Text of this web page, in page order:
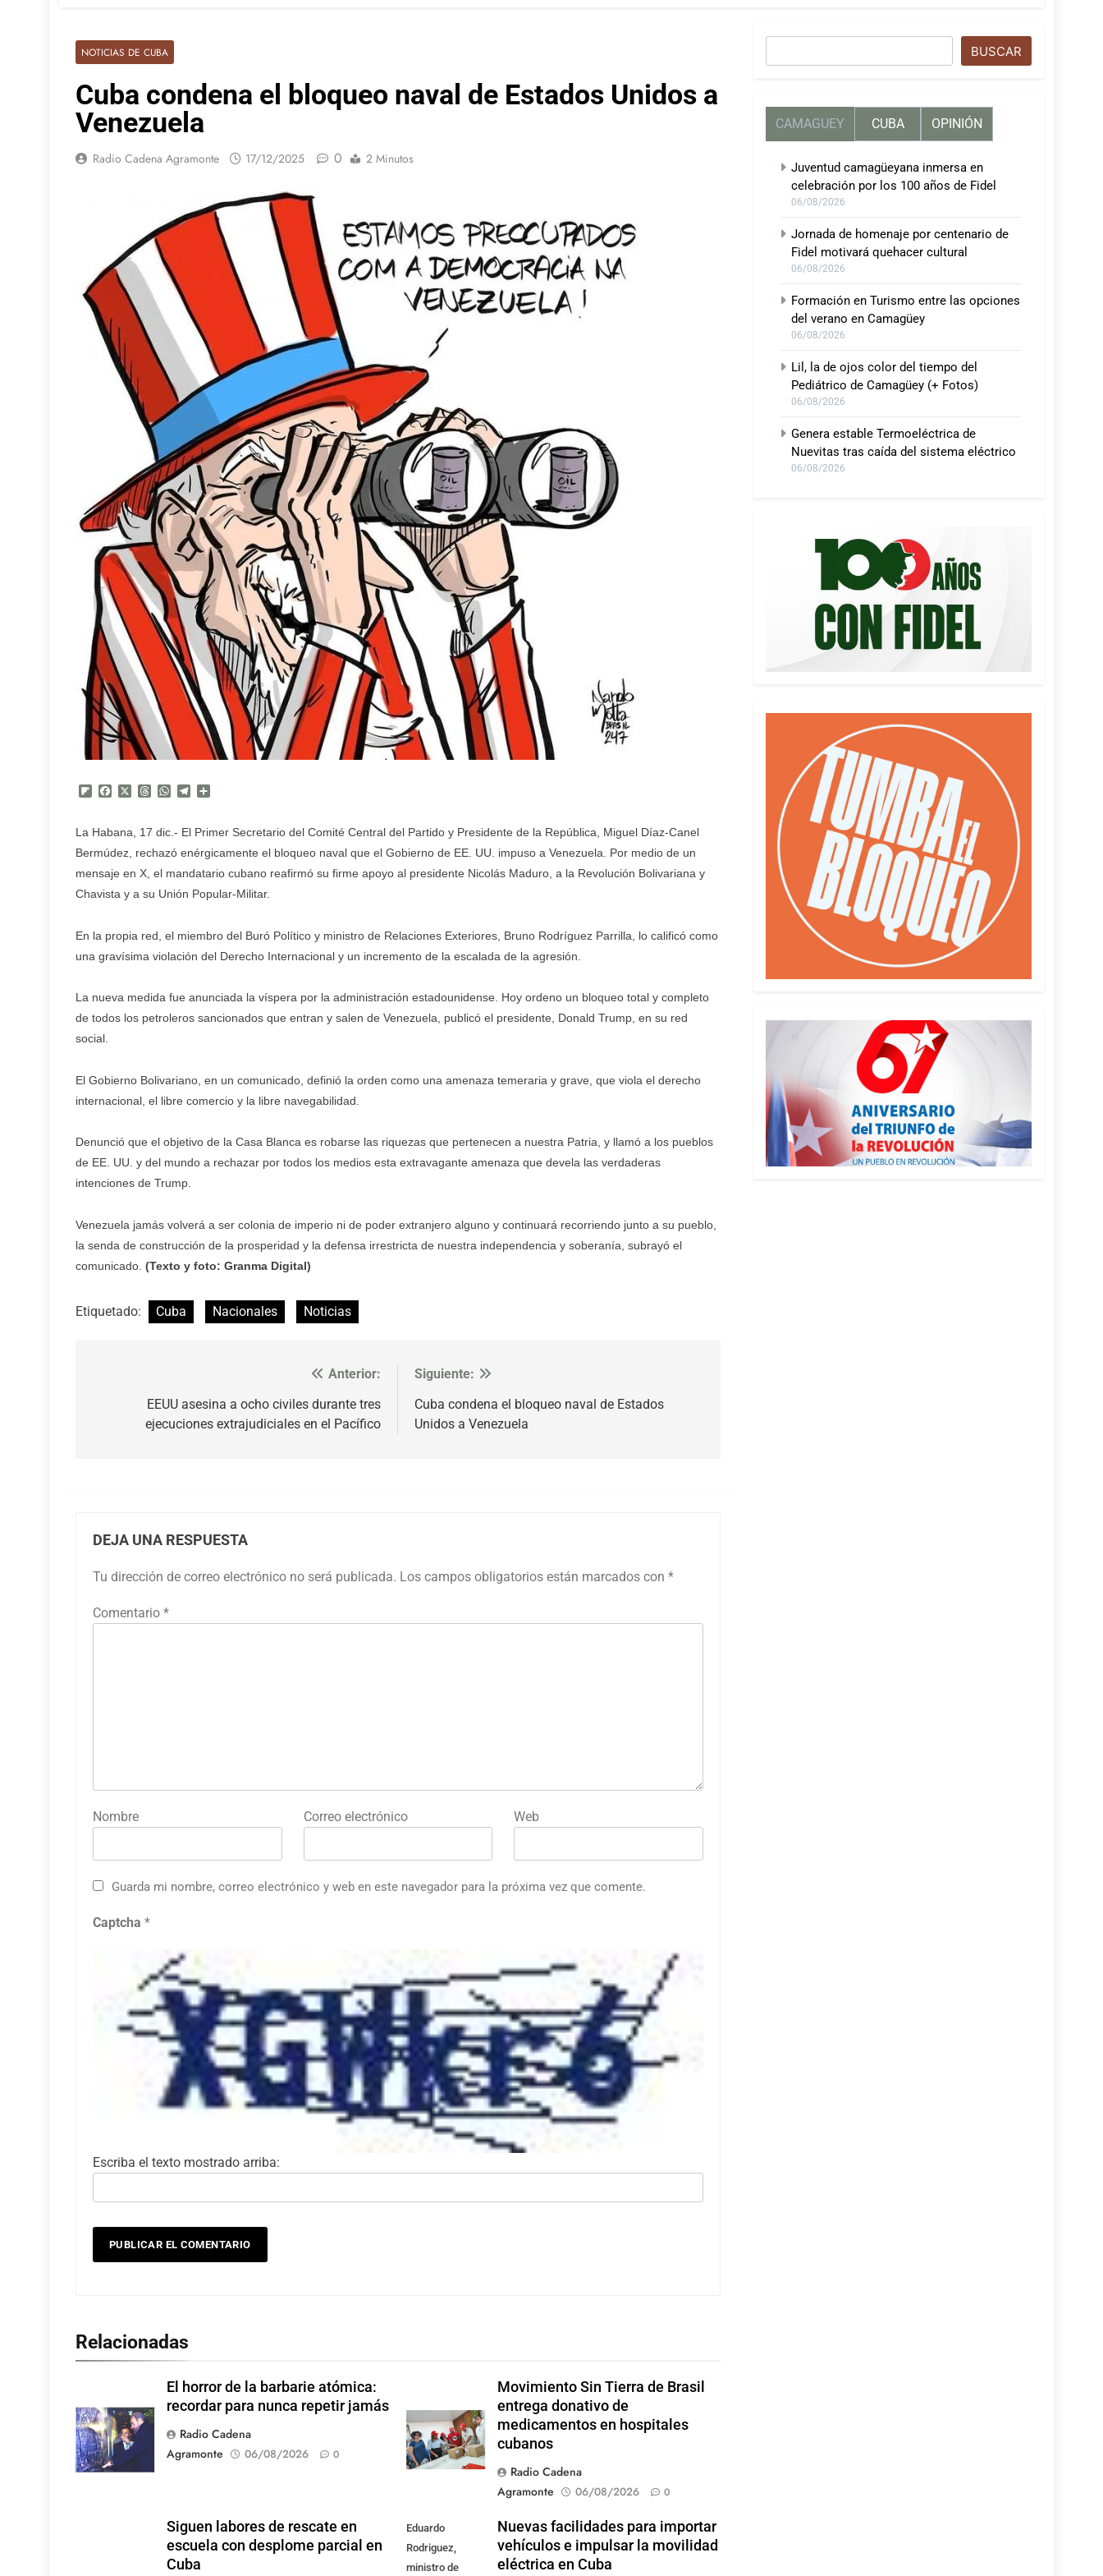
NOTICIAS DE CUBA
Cuba condena el bloqueo naval de Estados Unidos a
Venezuela
Radio Cadena Agramonte 17/12/2025 0 2 Minutos
Flipboard
FacebookThreadsWhatsApp
Telegram
La Habana, 17 dic.- El Primer Secretario del Comité Central del Partido y Presidente de la República, Miguel Díaz-Canel
Bermúdez, rechazó enérgicamente el bloqueo naval que el Gobierno de EE. UU. impuso a Venezuela. Por medio de un
mensaje en X, el mandatario cubano reafirmó su firme apoyo al presidente Nicolás Maduro, a la Revolución Bolivariana y
Chavista y a su Unión Popular-Militar.
En la propia red, el miembro del Buró Político y ministro de Relaciones Exteriores, Bruno Rodríguez Parrilla, lo calificó como
una gravísima violación del Derecho Internacional y un incremento de la escalada de la agresión.
La nueva medida fue anunciada la víspera por la administración estadounidense. Hoy ordeno un bloqueo total y completo
de todos los petroleros sancionados que entran y salen de Venezuela, publicó el presidente, Donald Trump, en su red
social.
El Gobierno Bolivariano, en un comunicado, definió la orden como una amenaza temeraria y grave, que viola el derecho
internacional, el libre comercio y la libre navegabilidad.
Denunció que el objetivo de la Casa Blanca es robarse las riquezas que pertenecen a nuestra Patria, y llamó a los pueblos
de EE. UU. y del mundo a rechazar por todos los medios esta extravagante amenaza que devela las verdaderas
intenciones de Trump.
Venezuela jamás volverá a ser colonia de imperio ni de poder extranjero alguno y continuará recorriendo junto a su pueblo,
la senda de construcción de la prosperidad y la defensa irrestricta de nuestra independencia y soberanía, subrayó el
comunicado. (Texto y foto: Granma Digital)
Etiquetado: Cuba Nacionales Noticias
entradas
Anterior:
EEUU asesina a ocho civiles durante tres
ejecuciones extrajudiciales en el Pacífico
Siguiente:
Cuba condena el bloqueo naval de Estados
Unidos a Venezuela
DEJA UNA RESPUESTA
Tu dirección de correo electrónico no será publicada. Los campos obligatorios están marcados con *
Comentario *
Nombre Correo electrónico Web
Guarda mi nombre, correo electrónico y web en este navegador para la próxima vez que comente.
Captcha *
Escriba el texto mostrado arriba:
Relacionadas
El horror de la barbarie atómica:
recordar para nunca repetir jamás
Radio Cadena
Agramonte
06/08/2026 0
Movimiento Sin Tierra de Brasil
entrega donativo de
medicamentos en hospitales
cubanos
Radio Cadena
Agramonte
06/08/2026 0
Siguen labores de rescate en
escuela con desplome parcial en
Cuba
Eduardo
Rodriguez,
ministro de
Nuevas facilidades para importar
vehículos e impulsar la movilidad
eléctrica en Cuba
BUSCAR
CAMAGUEY CUBA OPINIÓN
Juventud camagüeyana inmersa en
celebración por los 100 años de Fidel
06/08/2026
Jornada de homenaje por centenario de
Fidel motivará quehacer cultural
06/08/2026
Formación en Turismo entre las opciones
del verano en Camagüey
06/08/2026
Lil, la de ojos color del tiempo del
Pediátrico de Camagüey (+ Fotos)
06/08/2026
Genera estable Termoeléctrica de
Nuevitas tras caída del sistema eléctrico
06/08/2026